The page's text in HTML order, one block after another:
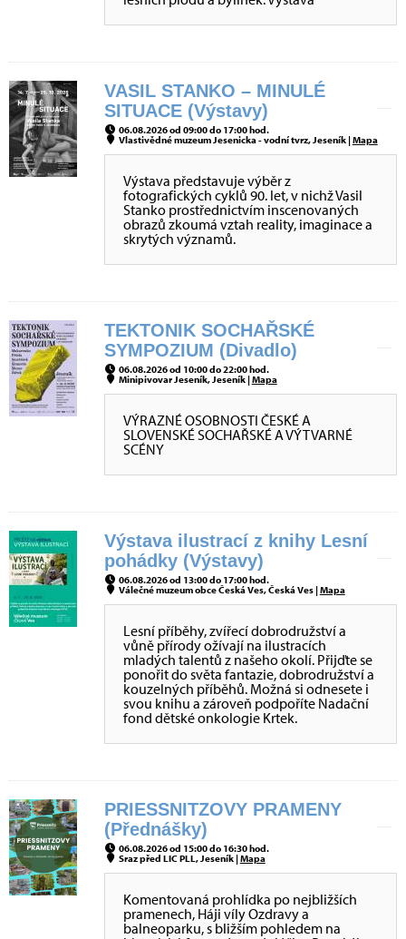
VASIL STANKO – MINULÉ
SITUACE (Výstavy)
06.08.2026 od 09:00 do 17:00 hod.
Vlastivědné muzeum Jesenicka - vodní tvrz, Jeseník |Mapa
Výstava představuje výběr z
fotografických cyklů 90. let, v nichž Vasil
Stanko prostřednictvím inscenovaných
obrazů zkoumá vztah reality, imaginace a
skrytých významů.
TEKTONIK SOCHAŘSKÉ
SYMPOZIUM (Divadlo)
06.08.2026 od 10:00 do 22:00 hod.
Minipivovar Jeseník, Jeseník |Mapa
VÝRAZNÉ OSOBNOSTI ČESKÉ A
SLOVENSKÉ SOCHAŘSKÉ A VÝTVARNÉ
SCÉNY
Výstava ilustrací z knihy Lesní
pohádky (Výstavy)
06.08.2026 od 13:00 do 17:00 hod.
Válečné muzeum obce Česká Ves, Česká Ves |Mapa
Lesní příběhy, zvířecí dobrodružství a
vůně přírody ožívají na ilustracích
mladých talentů z našeho okolí. Přijďte se
ponořit do světa fantazie, dobrodružství a
kouzelných příběhů. Možná si odnesete i
svou knihu a zároveň podpoříte Nadační
fond dětské onkologie Krtek.
PRIESSNITZOVY PRAMENY
(Přednášky)
06.08.2026 od 15:00 do 16:30 hod.
Sraz před LIC PLL, Jeseník |Mapa
Komentovaná prohlídka po nejbližších
pramenech, Háji víly Ozdravy a
balneoparku, s bližším pohledem na